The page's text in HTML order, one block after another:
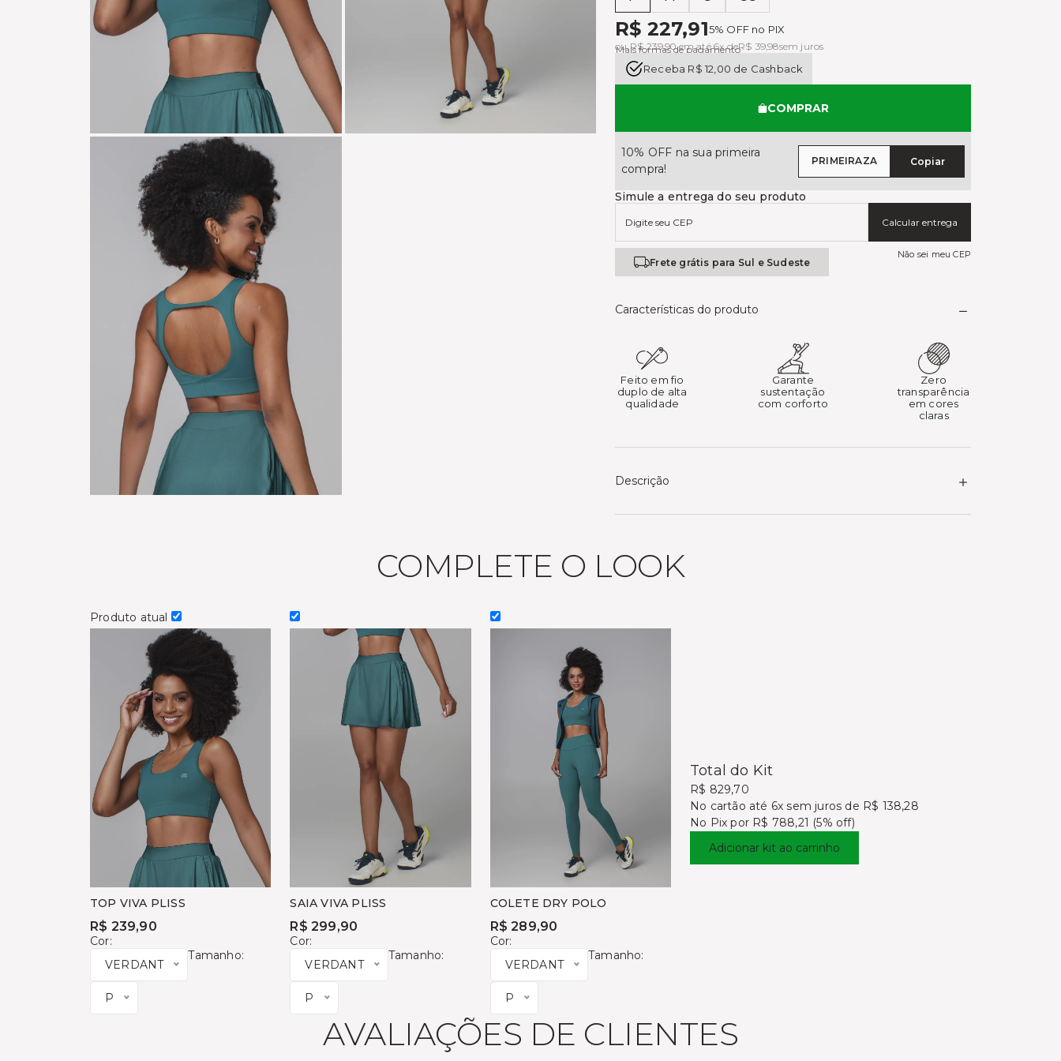
ou R$ 239,90 em até 6x deR$ 39,98sem juros
R$ 227,915% OFF no PIX
Mais formas de pagamento
Receba R$ 12,00 de Cashback
COMPRAR
10% OFF na sua primeira
compra!
PRIMEIRAZA Copiar
Simule a entrega do seu produto
Calcular entrega
Frete grátis para Sul e Sudeste
Não sei meu CEP
Características do produto
Feito em fio
duplo de alta
qualidade
Garante
sustentação
com corforto
Zero
transparência
em cores
claras
Descrição
COMPLETE O LOOK
Produto atual
TOP VIVA PLISS
R$ 239,90
Cor:
VERDANT
Tamanho:
P
SAIA VIVA PLISS
R$ 299,90
Cor:
VERDANT
Tamanho:
P
COLETE DRY POLO
R$ 289,90
Cor:
VERDANT
Tamanho:
P
Total do Kit
R$ 829,70
No cartão até 6x sem juros de R$ 138,28
No Pix por R$ 788,21 (5% off)
Adicionar kit ao carrinho
AVALIAÇÕES DE CLIENTES